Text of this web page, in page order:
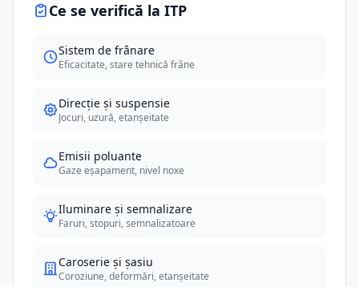
Ce se verifică la ITP
Sistem de frânare
Eficacitate, stare tehnică frâne
Direcție și suspensie
Jocuri, uzură, etanșeitate
Emisii poluante
Gaze eșapament, nivel noxe
Iluminare și semnalizare
Faruri, stopuri, semnalizatoare
Caroserie și șasiu
Coroziune, deformări, etanșeitate